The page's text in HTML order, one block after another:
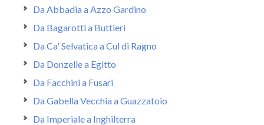
Da Abbadia a Azzo Gardino
Da Bagarotti a Buttieri
Da Ca' Selvatica a Cul di Ragno
Da Donzelle a Egitto
Da Facchini a Fusari
Da Gabella Vecchia a Guazzatoio
Da Imperiale a Inghilterra